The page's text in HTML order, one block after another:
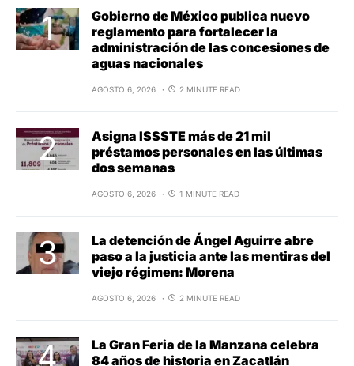
Gobierno de México publica nuevo
reglamento para fortalecer la
administración de las concesiones de
aguas nacionales
AGOSTO 6, 2026 2 MINUTE READ
Asigna ISSSTE más de 21 mil
préstamos personales en las últimas
dos semanas
AGOSTO 6, 2026 1 MINUTE READ
La detención de Ángel Aguirre abre
paso a la justicia ante las mentiras del
viejo régimen: Morena
AGOSTO 6, 2026 2 MINUTE READ
La Gran Feria de la Manzana celebra
84 años de historia en Zacatlán